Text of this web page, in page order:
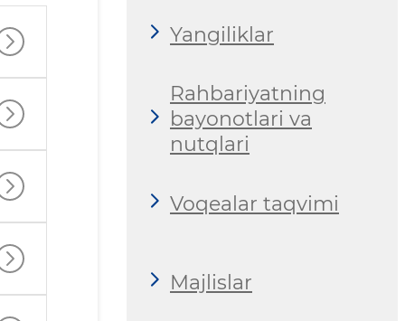
Yangiliklar
Rahbariyatning
bayonotlari va
nutqlari
Voqealar taqvimi
Majlislar